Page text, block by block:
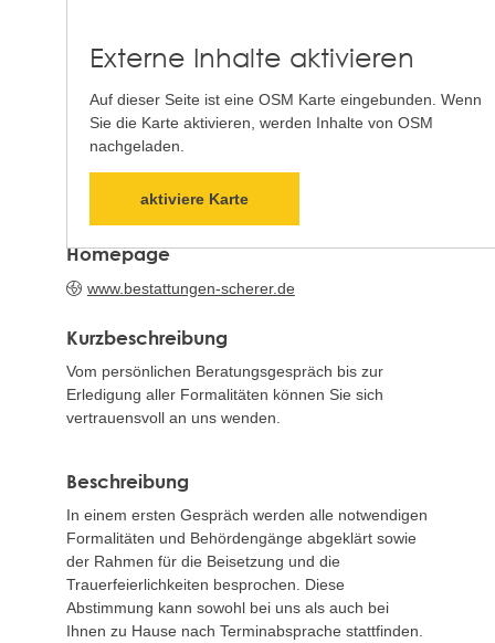
Externe Inhalte aktivieren
Auf dieser Seite ist eine OSM Karte eingebunden. Wenn
Sie die Karte aktivieren, werden Inhalte von OSM
nachgeladen.
aktiviere Karte
Homepage
www.bestattungen-scherer.de
Kurzbeschreibung
Vom persönlichen Beratungsgespräch bis zur
Erledigung aller Formalitäten können Sie sich
vertrauensvoll an uns wenden.
Beschreibung
In einem ersten Gespräch werden alle notwendigen
Formalitäten und Behördengänge abgeklärt sowie
der Rahmen für die Beisetzung und die
Trauerfeierlichkeiten besprochen. Diese
Abstimmung kann sowohl bei uns als auch bei
Ihnen zu Hause nach Terminabsprache stattfinden.